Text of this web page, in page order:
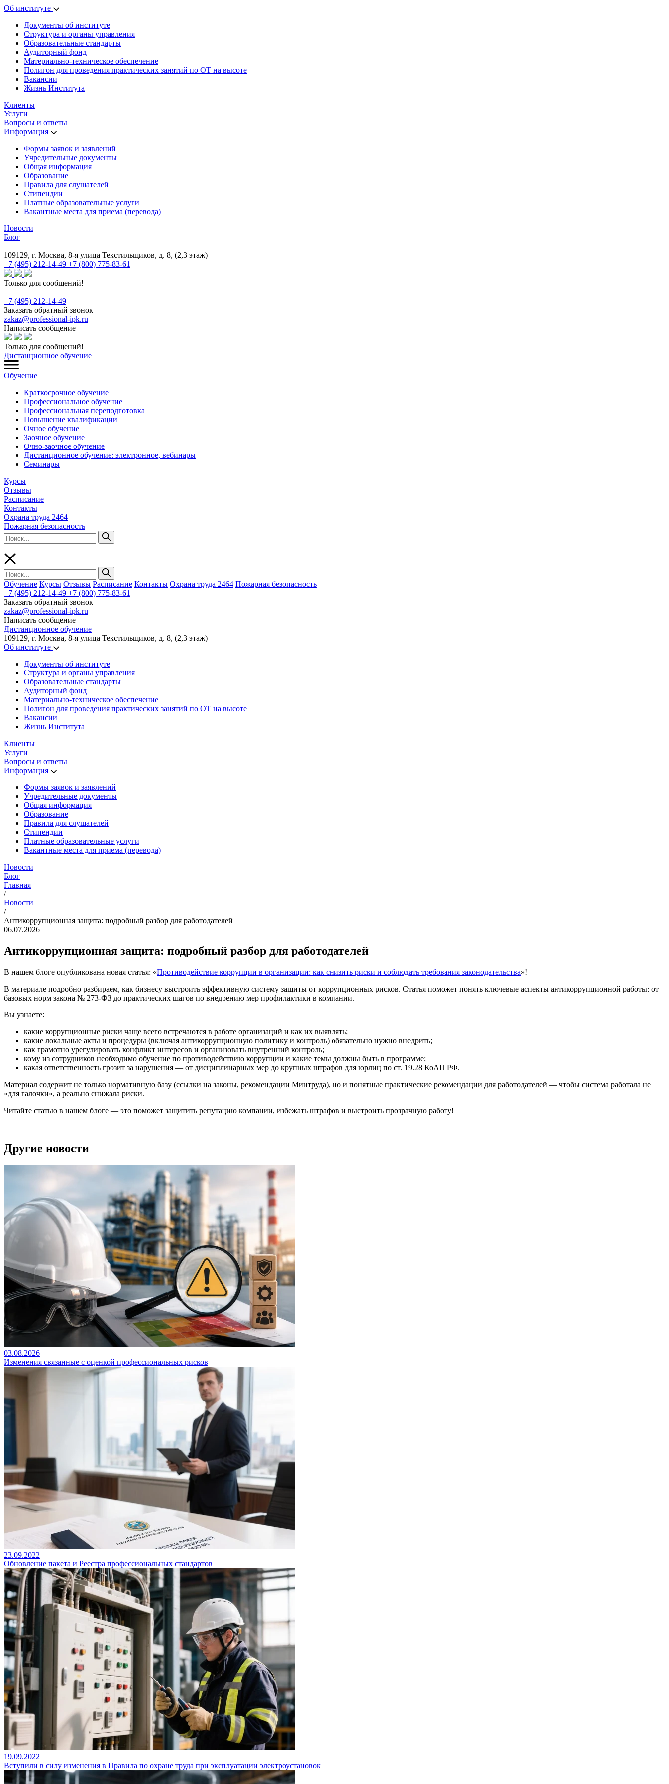
Об институте
Документы об институте
Структура и органы управления
Образовательные стандарты
Аудиторный фонд
Материально-техническое обеспечение
Полигон для проведения практических занятий по ОТ на высоте
Вакансии
Жизнь Института
Клиенты
Услуги
Вопросы и ответы
Информация
Формы заявок и заявлений
Учредительные документы
Общая информация
Образование
Правила для слушателей
Стипендии
Платные образовательные услуги
Вакантные места для приема (перевода)
Новости
Блог
109129, г. Москва, 8-я улица Текстильщиков, д. 8, (2,3 этаж)
+7 (495) 212-14-49 +7 (800) 775-83-61
Только для сообщений!
+7 (495) 212-14-49
Заказать обратный звонок
zakaz@professional-ipk.ru
Написать сообщение
Только для сообщений!
Дистанционное обучение
Обучение
Краткосрочное обучение
Профессиональное обучение
Профессиональная переподготовка
Повышение квалификации
Очное обучение
Заочное обучение
Очно-заочное обучение
Дистанционное обучение: электронное, вебинары
Семинары
Курсы
Отзывы
Расписание
Контакты
Охрана труда 2464
Пожарная безопасность
Обучение Курсы Отзывы Расписание Контакты Охрана труда 2464 Пожарная безопасность
+7 (495) 212-14-49 +7 (800) 775-83-61
Заказать обратный звонок
zakaz@professional-ipk.ru
Написать сообщение
Дистанционное обучение
109129, г. Москва, 8-я улица Текстильщиков, д. 8, (2,3 этаж)
Об институте
Документы об институте
Структура и органы управления
Образовательные стандарты
Аудиторный фонд
Материально-техническое обеспечение
Полигон для проведения практических занятий по ОТ на высоте
Вакансии
Жизнь Института
Клиенты
Услуги
Вопросы и ответы
Информация
Формы заявок и заявлений
Учредительные документы
Общая информация
Образование
Правила для слушателей
Стипендии
Платные образовательные услуги
Вакантные места для приема (перевода)
Новости
Блог
Главная
/
Новости
/
Антикоррупционная защита: подробный разбор для работодателей
06.07.2026
Антикоррупционная защита: подробный разбор для работодателей
В нашем блоге опубликована новая статья: «Противодействие коррупции в организации: как снизить риски и соблюдать требования законодательства»!
В материале подробно разбираем, как бизнесу выстроить эффективную систему защиты от коррупционных рисков. Статья поможет понять ключевые аспекты антикоррупционной работы: от
базовых норм закона № 273‑ФЗ до практических шагов по внедрению мер профилактики в компании.
Вы узнаете:
какие коррупционные риски чаще всего встречаются в работе организаций и как их выявлять;
какие локальные акты и процедуры (включая антикоррупционную политику и контроль) обязательно нужно внедрить;
как грамотно урегулировать конфликт интересов и организовать внутренний контроль;
кому из сотрудников необходимо обучение по противодействию коррупции и какие темы должны быть в программе;
какая ответственность грозит за нарушения — от дисциплинарных мер до крупных штрафов для юрлиц по ст. 19.28 КоАП РФ.
Материал содержит не только нормативную базу (ссылки на законы, рекомендации Минтруда), но и понятные практические рекомендации для работодателей — чтобы система работала не
«для галочки», а реально снижала риски.
Читайте статью в нашем блоге — это поможет защитить репутацию компании, избежать штрафов и выстроить прозрачную работу!
Другие новости
03.08.2026
Изменения связанные с оценкой профессиональных рисков
23.09.2022
Обновление пакета и Реестра профессиональных стандартов
19.09.2022
Вступили в силу изменения в Правила по охране труда при эксплуатации электроустановок